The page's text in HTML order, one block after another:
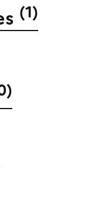
(1)
)